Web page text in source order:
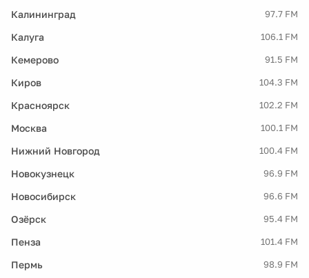
Калининград 97.7 FM
Калуга 106.1 FM
Кемерово 91.5 FM
Киров 104.3 FM
Красноярск 102.2 FM
Москва 100.1 FM
Нижний Новгород 100.4 FM
Новокузнецк 96.9 FM
Новосибирск 96.6 FM
Озёрск 95.4 FM
Пенза 101.4 FM
Пермь 98.9 FM